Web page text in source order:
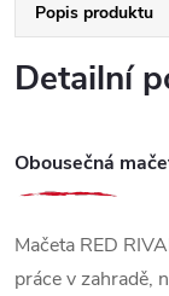
Popis produktu
Detailní
Obousečná
Mačeta RED
práce v zahradě,